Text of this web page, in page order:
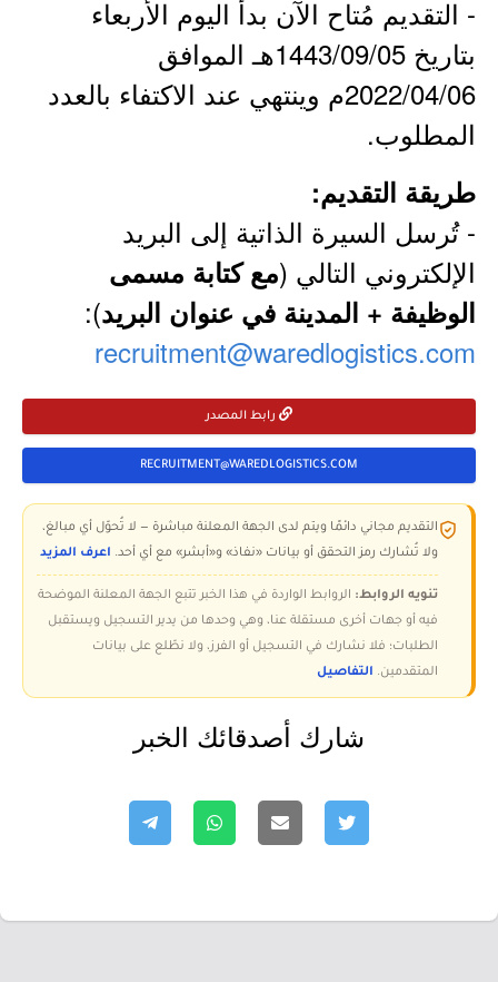
- التقديم مُتاح الآن بدأ اليوم الأربعاء
بتاريخ 1443/09/05هـ الموافق
2022/04/06م وينتهي عند الاكتفاء بالعدد
المطلوب.
طريقة التقديم:
- تُرسل السيرة الذاتية إلى البريد
الإلكتروني التالي (مع كتابة مسمى
الوظيفة + المدينة في عنوان البريد):
recruitment@waredlogistics.com
رابط المصدر
RECRUITMENT@WAREDLOGISTICS.COM
التقديم مجاني دائمًا ويتم لدى الجهة المعلنة مباشرة — لا تُحوّل أي مبالغ،
ولا تُشارك رمز التحقق أو بيانات «نفاذ» و«أبشر» مع أي أحد. اعرف المزيد
تنويه الروابط: الروابط الواردة في هذا الخبر تتبع الجهة المعلنة الموضحة
فيه أو جهات أخرى مستقلة عنا، وهي وحدها من يدير التسجيل ويستقبل
الطلبات؛ فلا نشارك في التسجيل أو الفرز، ولا نطّلع على بيانات
المتقدمين. التفاصيل
شارك أصدقائك الخبر